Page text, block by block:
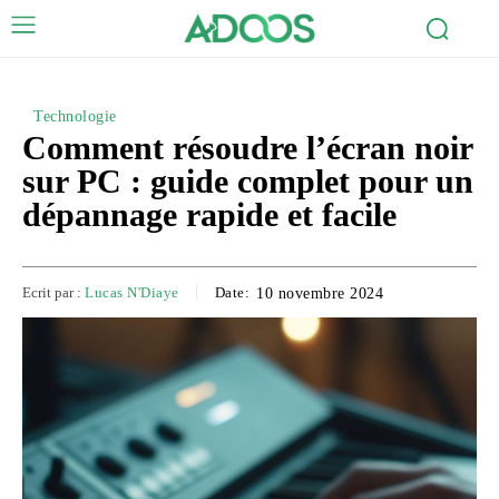
Technologie
Comment résoudre l’écran noir
sur PC : guide complet pour un
dépannage rapide et facile
Ecrit par : Lucas N'Diaye Date: 10 novembre 2024